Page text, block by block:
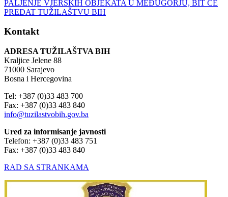
Kontakt
ADRESA TUŽILAŠTVA BIH
Kraljice Jelene 88
71000 Sarajevo
Bosna i Hercegovina
Tel: +387 (0)33 483 700
Fax: +387 (0)33 483 840
info@tuzilastvobih.gov.ba
Ured za informisanje javnosti
Telefon: +387 (0)33 483 751
Fax: +387 (0)33 483 840
RAD SA STRANKAMA